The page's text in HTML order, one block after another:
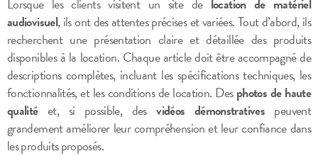
audiovisuel, ils ont des attentes précises et variées. Tout d’abord, ils
recherchent une présentation claire et détaillée des produits
disponibles à la location. Chaque article doit être accompagné de
descriptions complètes, incluant les spécifications techniques, les
fonctionnalités, et les conditions de location. Desphotos de haute
qualitéet, si possible, desvidéos démonstrativespeuvent
grandement améliorer leur compréhension et leur confiance dans
les produits proposés.